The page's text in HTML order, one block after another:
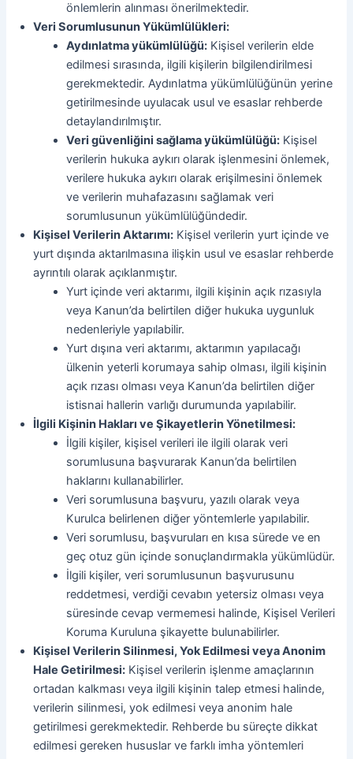
önlemlerin alınması önerilmektedir.
Veri Sorumlusunun Yükümlülükleri:
Aydınlatma yükümlülüğü: Kişisel verilerin elde
edilmesi sırasında, ilgili kişilerin bilgilendirilmesi
gerekmektedir. Aydınlatma yükümlülüğünün yerine
getirilmesinde uyulacak usul ve esaslar rehberde
detaylandırılmıştır.
Veri güvenliğini sağlama yükümlülüğü: Kişisel
verilerin hukuka aykırı olarak işlenmesini önlemek,
verilere hukuka aykırı olarak erişilmesini önlemek
ve verilerin muhafazasını sağlamak veri
sorumlusunun yükümlülüğündedir.
Kişisel Verilerin Aktarımı: Kişisel verilerin yurt içinde ve
yurt dışında aktarılmasına ilişkin usul ve esaslar rehberde
ayrıntılı olarak açıklanmıştır.
Yurt içinde veri aktarımı, ilgili kişinin açık rızasıyla
veya Kanun’da belirtilen diğer hukuka uygunluk
nedenleriyle yapılabilir.
Yurt dışına veri aktarımı, aktarımın yapılacağı
ülkenin yeterli korumaya sahip olması, ilgili kişinin
açık rızası olması veya Kanun’da belirtilen diğer
istisnai hallerin varlığı durumunda yapılabilir.
İlgili Kişinin Hakları ve Şikayetlerin Yönetilmesi:
İlgili kişiler, kişisel verileri ile ilgili olarak veri
sorumlusuna başvurarak Kanun’da belirtilen
haklarını kullanabilirler.
Veri sorumlusuna başvuru, yazılı olarak veya
Kurulca belirlenen diğer yöntemlerle yapılabilir.
Veri sorumlusu, başvuruları en kısa sürede ve en
geç otuz gün içinde sonuçlandırmakla yükümlüdür.
İlgili kişiler, veri sorumlusunun başvurusunu
reddetmesi, verdiği cevabın yetersiz olması veya
süresinde cevap vermemesi halinde, Kişisel Verileri
Koruma Kuruluna şikayette bulunabilirler.
Kişisel Verilerin Silinmesi, Yok Edilmesi veya Anonim
Hale Getirilmesi: Kişisel verilerin işlenme amaçlarının
ortadan kalkması veya ilgili kişinin talep etmesi halinde,
verilerin silinmesi, yok edilmesi veya anonim hale
getirilmesi gerekmektedir. Rehberde bu süreçte dikkat
edilmesi gereken hususlar ve farklı imha yöntemleri